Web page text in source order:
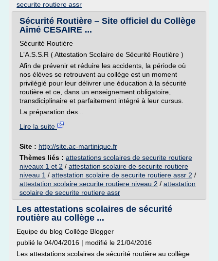
securite routiere assr
Sécurité Routière – Site officiel du Collège
Aimé CESAIRE ...
Sécurité Routière
L'A.S.S.R ( Attestation Scolaire de Sécurité Routière )
Afin de prévenir et réduire les accidents, la période où
nos élèves se retrouvent au collège est un moment
privilégié pour leur délivrer une éducation à la sécurité
routière et ce, dans un enseignement obligatoire,
transdiciplinaire et parfaitement intégré à leur cursus.
La préparation des...
Lire la suite
Site : http://site.ac-martinique.fr
Thèmes liés : attestations scolaires de securite routiere
niveaux 1 et 2 / attestation scolaire de securite routiere
niveau 1 / attestation scolaire de securite routiere assr 2 /
attestation scolaire securite routiere niveau 2 / attestation
scolaire de securite routiere assr
Les attestations scolaires de sécurité
routière au collège ...
Equipe du blog Collège Blogger
publié le 04/04/2016 | modifié le 21/04/2016
Les attestations scolaires de sécurité routière au collège